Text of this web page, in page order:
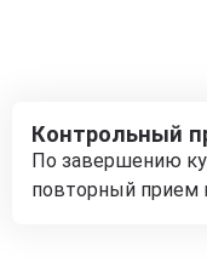
Контрольный
По завершению
повторный прием